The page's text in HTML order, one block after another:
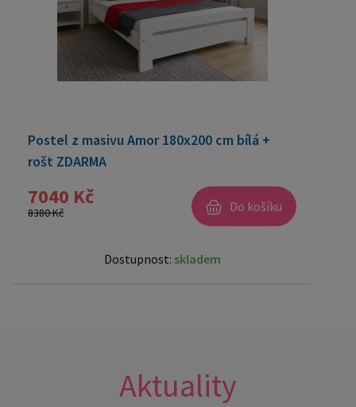
Postel z masivu Amor 180x200 cm bílá +
rošt ZDARMA
7040 Kč
8380 Kč Do košíku
Dostupnost: skladem
Aktuality